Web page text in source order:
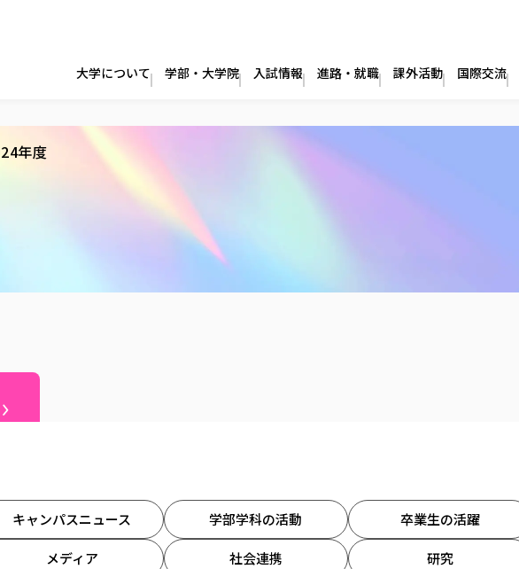
大学について 学部・大学院 入試情報 進路・就職 課外活動 国際交流
年度
キャンパスニュース 学部学科の活動 卒業生の活躍
メディア 社会連携 研究